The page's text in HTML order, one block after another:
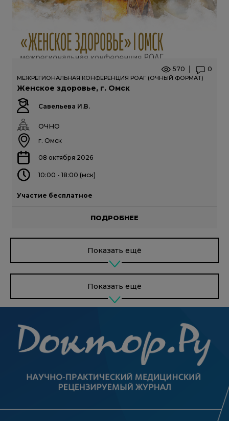
570 0
МЕЖРЕГИОНАЛЬНАЯ КОНФЕРЕНЦИЯ РОАГ (ОЧНЫЙ ФОРМАТ)
Женское здоровье, г. Омск
Савельева И.В.
ОЧНО
г. Омск
08 октября 2026
10:00 - 18:00 (мск)
Участие бесплатное
ПОДРОБНЕЕ
Показать ещё
Показать ещё